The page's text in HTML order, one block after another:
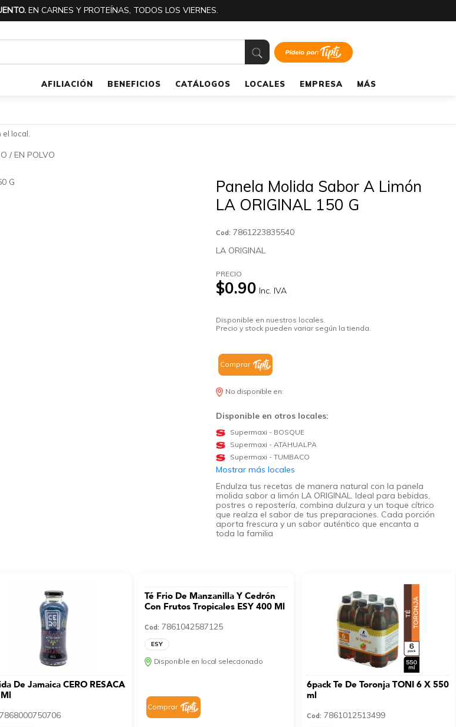
EN CARNES Y PROTEÍNAS, TODOS LOS VIERNES.
AFILIACIÓN BENEFICIOS CATÁLOGOS LOCALES EMPRESA MÁS
local.
/ EN POLVO
Panela Molida Sabor A Limón
LA ORIGINAL 150 G
Cod: 7861223835540
LA ORIGINAL
PRECIO
$0.90 Inc. IVA
Disponible en nuestros locales.
Precio y stock pueden variar según la tienda.
Comprar
No disponible en:
Disponible en otros locales:
Supermaxi - BOSQUE
Supermaxi - ATAHUALPA
Supermaxi - TUMBACO
Mostrar más locales
Endulza tus recetas de manera natural con la panela
molida sabor a limón LA ORIGINAL. Ideal para bebidas,
postres o repostería, combina dulzura y un toque cítrico
que realza el sabor de tus preparaciones. Cada porción
aporta frescura y un sabor auténtico que encanta a
toda la familia
De Jamaica CERO RESACA
7868000750706
Té Frio De Manzanilla Y Cedrón
Con Frutos Tropicales ESY 400 Ml
Cod: 7861042587125
ESY
Disponible en local seleccionado
Comprar
6pack Te De Toronja TONI 6 X 550
ml
Cod: 7861012513499